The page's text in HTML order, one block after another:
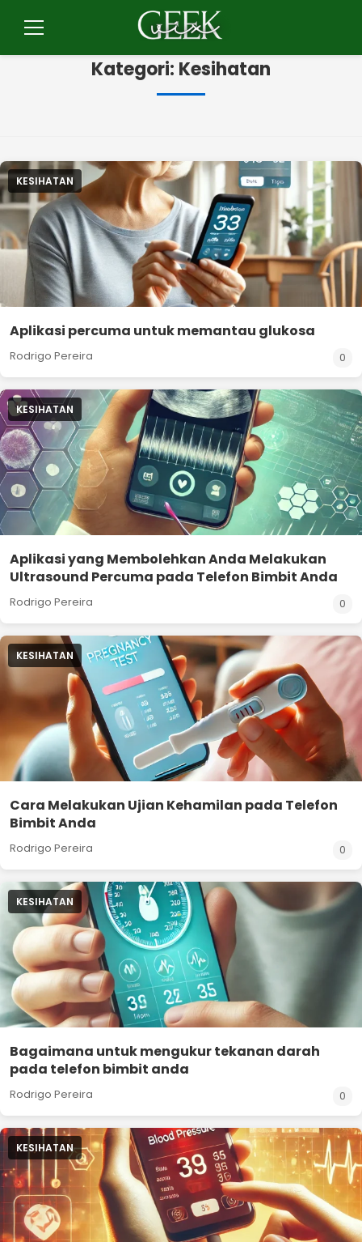
paraMenu
Kategori: Kesihatan
KESIHATAN
Aplikasi percuma untuk memantau glukosa
Rodrigo Pereira 0
KESIHATAN
Aplikasi yang Membolehkan Anda Melakukan
Ultrasound Percuma pada Telefon Bimbit Anda
Rodrigo Pereira 0
KESIHATAN
Cara Melakukan Ujian Kehamilan pada Telefon
Bimbit Anda
Rodrigo Pereira 0
KESIHATAN
Bagaimana untuk mengukur tekanan darah
pada telefon bimbit anda
Rodrigo Pereira 0
KESIHATAN